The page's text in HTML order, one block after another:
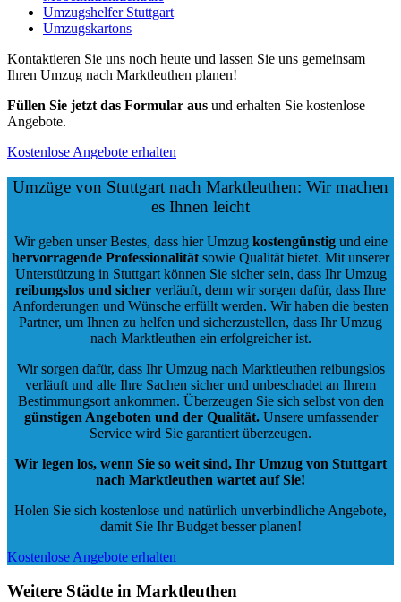
Umzugshelfer Stuttgart
Umzugskartons
Kontaktieren Sie uns noch heute und lassen Sie uns gemeinsam
Ihren Umzug nach Marktleuthen planen!
Füllen Sie jetzt das Formular aus und erhalten Sie kostenlose
Angebote.
Kostenlose Angebote erhalten
Umzüge von Stuttgart nach Marktleuthen: Wir machen
es Ihnen leicht
Wir geben unser Bestes, dass hier Umzug kostengünstigund eine
hervorragende Professionalität sowie Qualität bietet. Mit unserer
Unterstützung in Stuttgart können Sie sicher sein, dass Ihr Umzug
reibungslos und sicher verläuft, denn wir sorgen dafür, dass Ihre
Anforderungen und Wünsche erfüllt werden. Wir haben die besten
Partner, um Ihnen zu helfen und sicherzustellen, dass Ihr Umzug
nach Marktleuthen ein erfolgreicher ist.
Wir sorgen dafür, dass Ihr Umzug nach Marktleuthen reibungslos
verläuft und alle Ihre Sachen sicher und unbeschadet an Ihrem
Bestimmungsort ankommen. Überzeugen Sie sich selbst von den
günstigen Angeboten und der Qualität.Unsere umfassender
Service wird Sie garantiert überzeugen.
Wir legen los, wenn Sie so weit sind, Ihr Umzug von Stuttgart
nach Marktleuthen wartet auf Sie!
Holen Sie sich kostenlose und natürlich unverbindliche Angebote,
damit Sie Ihr Budget besser planen!
Kostenlose Angebote erhalten
Weitere Städte in Marktleuthen